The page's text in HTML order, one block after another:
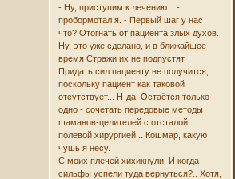
- Ну, приступим к лечению... -
пробормотал я. - Первый шаг у нас
что? Отогнать от пациента злых духов.
Ну, это уже сделано, и в ближайшее
время Стражи их не подпустят.
Придать сил пациенту не получится,
поскольку пациент как таковой
отсутствует... Н-да. Остаётся только
одно - сочетать передовые методы
шаманов-целителей с отсталой
полевой хирургией... Кошмар, какую
чушь я несу.
С моих плечей хихикнули. И когда
сильфы успели туда вернуться?.. Хотя,